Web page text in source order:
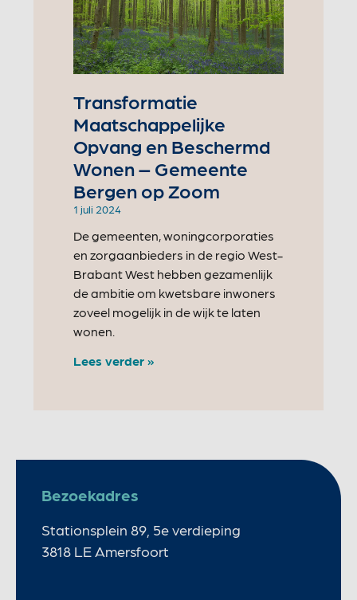
Transformatie
Maatschappelijke
Opvang en Beschermd
Wonen – Gemeente
Bergen op Zoom
1 juli 2024
De gemeenten, woningcorporaties
en zorgaanbieders in de regio West-
Brabant West hebben gezamenlijk
de ambitie om kwetsbare inwoners
zoveel mogelijk in de wijk te laten
wonen.
Lees verder »
Bezoekadres
Stationsplein 89, 5e verdieping
3818 LE Amersfoort